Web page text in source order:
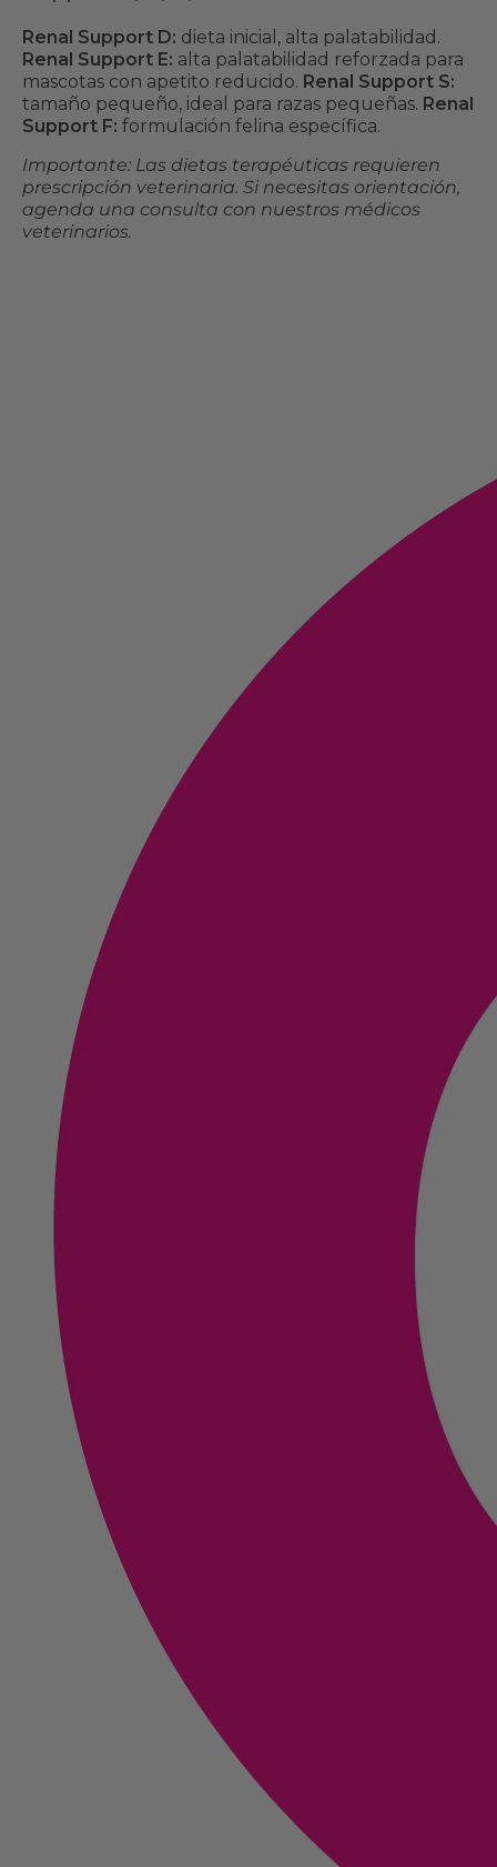
Renal Support D: dieta inicial, alta palatabilidad.
Renal Support E: alta palatabilidad reforzada para
mascotas con apetito reducido. Renal Support S:
tamaño pequeño, ideal para razas pequeñas. Renal
Support F: formulación felina específica.
Importante: Las dietas terapéuticas requieren
prescripción veterinaria. Si necesitas orientación,
agenda una consulta con nuestros médicos
veterinarios.